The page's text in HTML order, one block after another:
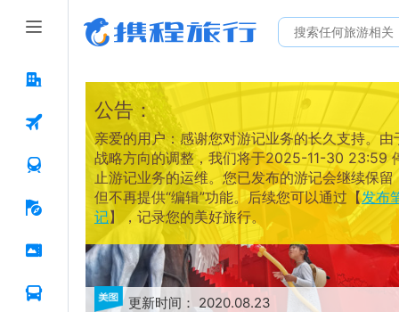
公告：
亲爱的用户：感谢您对游记业务的长久支持。由
战略方向的调整，我们将于2025-11-30 23:59
止游记业务的运维。您已发布的游记会继续保留
但不再提供“编辑”功能。后续您可以通过【发布
记】，记录您的美好旅行。
更新时间： 2020.08.23